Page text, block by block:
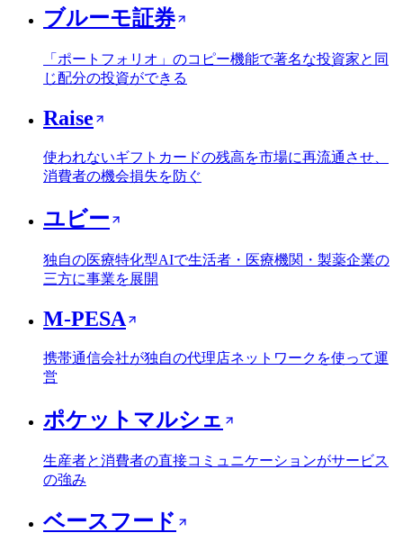
ブルーモ証券
「ポートフォリオ」のコピー機能で著名な投資家と同
じ配分の投資ができる
Raise
使われないギフトカードの残高を市場に再流通させ、
消費者の機会損失を防ぐ
ユビー
独自の医療特化型AIで生活者・医療機関・製薬企業の
三方に事業を展開
M-PESA
携帯通信会社が独自の代理店ネットワークを使って運
営
ポケットマルシェ
生産者と消費者の直接コミュニケーションがサービス
の強み
ベースフード